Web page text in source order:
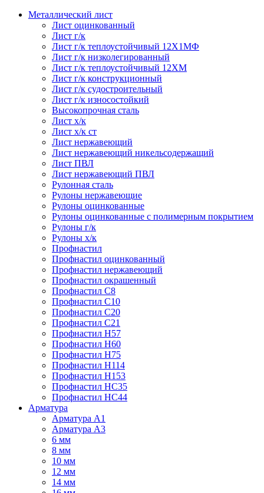
Металлический лист
Лист оцинкованный
Лист г/к
Лист г/к теплоустойчивый 12Х1МФ
Лист г/к низколегированный
Лист г/к теплоустойчивый 12ХМ
Лист г/к конструкционный
Лист г/к судостроительный
Лист г/к износостойкий
Высокопрочная сталь
Лист х/к
Лист х/к ст
Лист нержавеющий
Лист нержавеющий никельсодержащий
Лист ПВЛ
Лист нержавеющий ПВЛ
Рулонная сталь
Рулоны нержавеющие
Рулоны оцинкованные
Рулоны оцинкованные с полимерным покрытием
Рулоны г/к
Рулоны х/к
Профнастил
Профнастил оцинкованный
Профнастил нержавеющий
Профнастил окрашенный
Профнастил С8
Профнастил С10
Профнастил С20
Профнастил С21
Профнастил Н57
Профнастил Н60
Профнастил Н75
Профнастил Н114
Профнастил Н153
Профнастил НС35
Профнастил НС44
Арматура
Арматура А1
Арматура А3
6 мм
8 мм
10 мм
12 мм
14 мм